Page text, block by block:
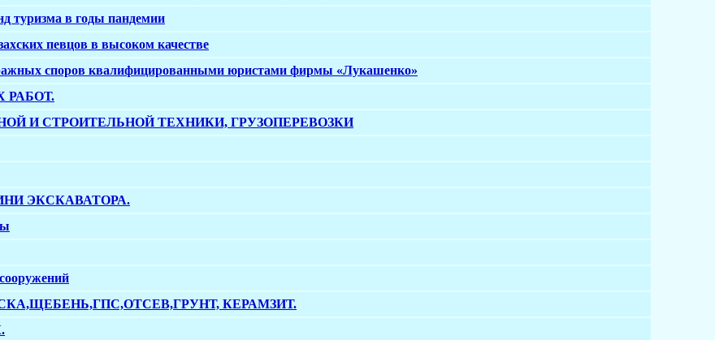
туризма в годы пандемии
певцов в высоком качестве
споров квалифицированными юристами фирмы «Лукашенко»
РАБОТ.
И СТРОИТЕЛЬНОЙ ТЕХНИКИ, ГРУЗОПЕРЕВОЗКИ
ЭКСКАВАТОРА.
КЕРАМЗИТ.